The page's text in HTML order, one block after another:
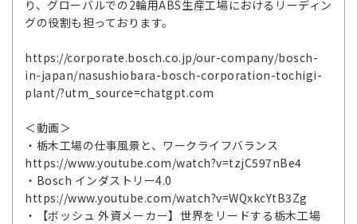
り、グローバルでの2輪用ABS生産工場におけるリーディン
グの役割も担っております。
https://corporate.bosch.co.jp/our-company/bosch-
in-japan/nasushiobara-bosch-corporation-tochigi-
plant/?utm_source=chatgpt.com
＜動画＞
・栃木工場の仕事風景と、ワークライフバランス
https://www.youtube.com/watch?v=tzjC597nBe4
・Bosch インダストリー4.0
https://www.youtube.com/watch?v=WQxkcYtB3Zg
・【ボッシュ 外資メーカー】世界をリードする栃木工場